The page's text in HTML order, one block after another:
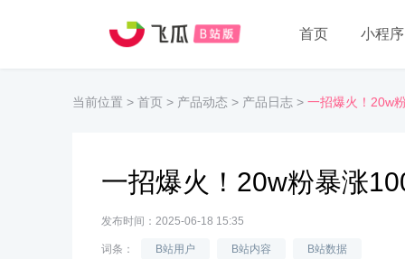
首页 小程序
当前位置 > 首页 > 产品动态 > 产品日志 > 一招爆火！20w
一招爆火！20w粉暴涨
发布时间：2025-06-18 15:35
词条： B站用户 B站内容 B站数据